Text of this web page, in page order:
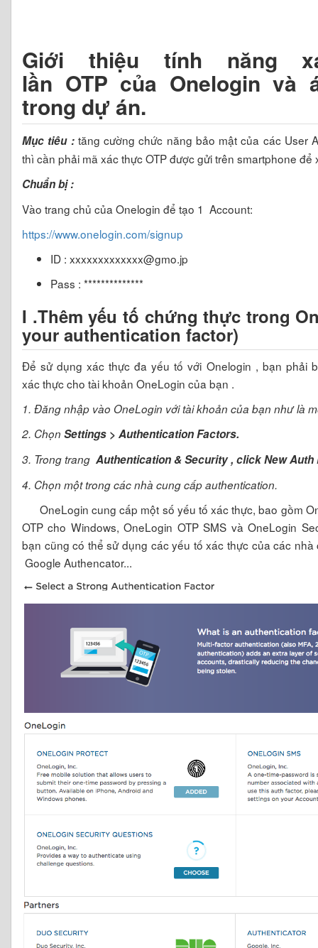
Giới thiệu tính năng
lần OTP của Onelogin và
trong dự án.
Mục tiêu : tăng cường chức năng bảo mật của các User
thì cần phải mã xác thực OTP được gửi trên smartphone để
Chuẩn bị :
Vào trang chủ của Onelogin để tạo 1 Account:
https://www.onelogin.com/signup
ID : xxxxxxxxxxxxx@gmo.jp
Pass : **************
I .Thêm yếu tố chứng thực trong
your authentication factor)
Để sử dụng xác thực đa yếu tố với Onelogin , bạn phải
xác thực cho tài khoản OneLogin của bạn .
1. Đăng nhập vào OneLogin với tài khoản của bạn như là
2. Chọn Settings > Authentication Factors.
3. Trong trang Authentication & Security , click New Auth
4. Chọn một trong các nhà cung cấp authentication.
OneLogin cung cấp một số yếu tố xác thực, bao gồm
OTP cho Windows, OneLogin OTP SMS và OneLogin
bạn cũng có thể sử dụng các yếu tố xác thực của các
Google Authencator...